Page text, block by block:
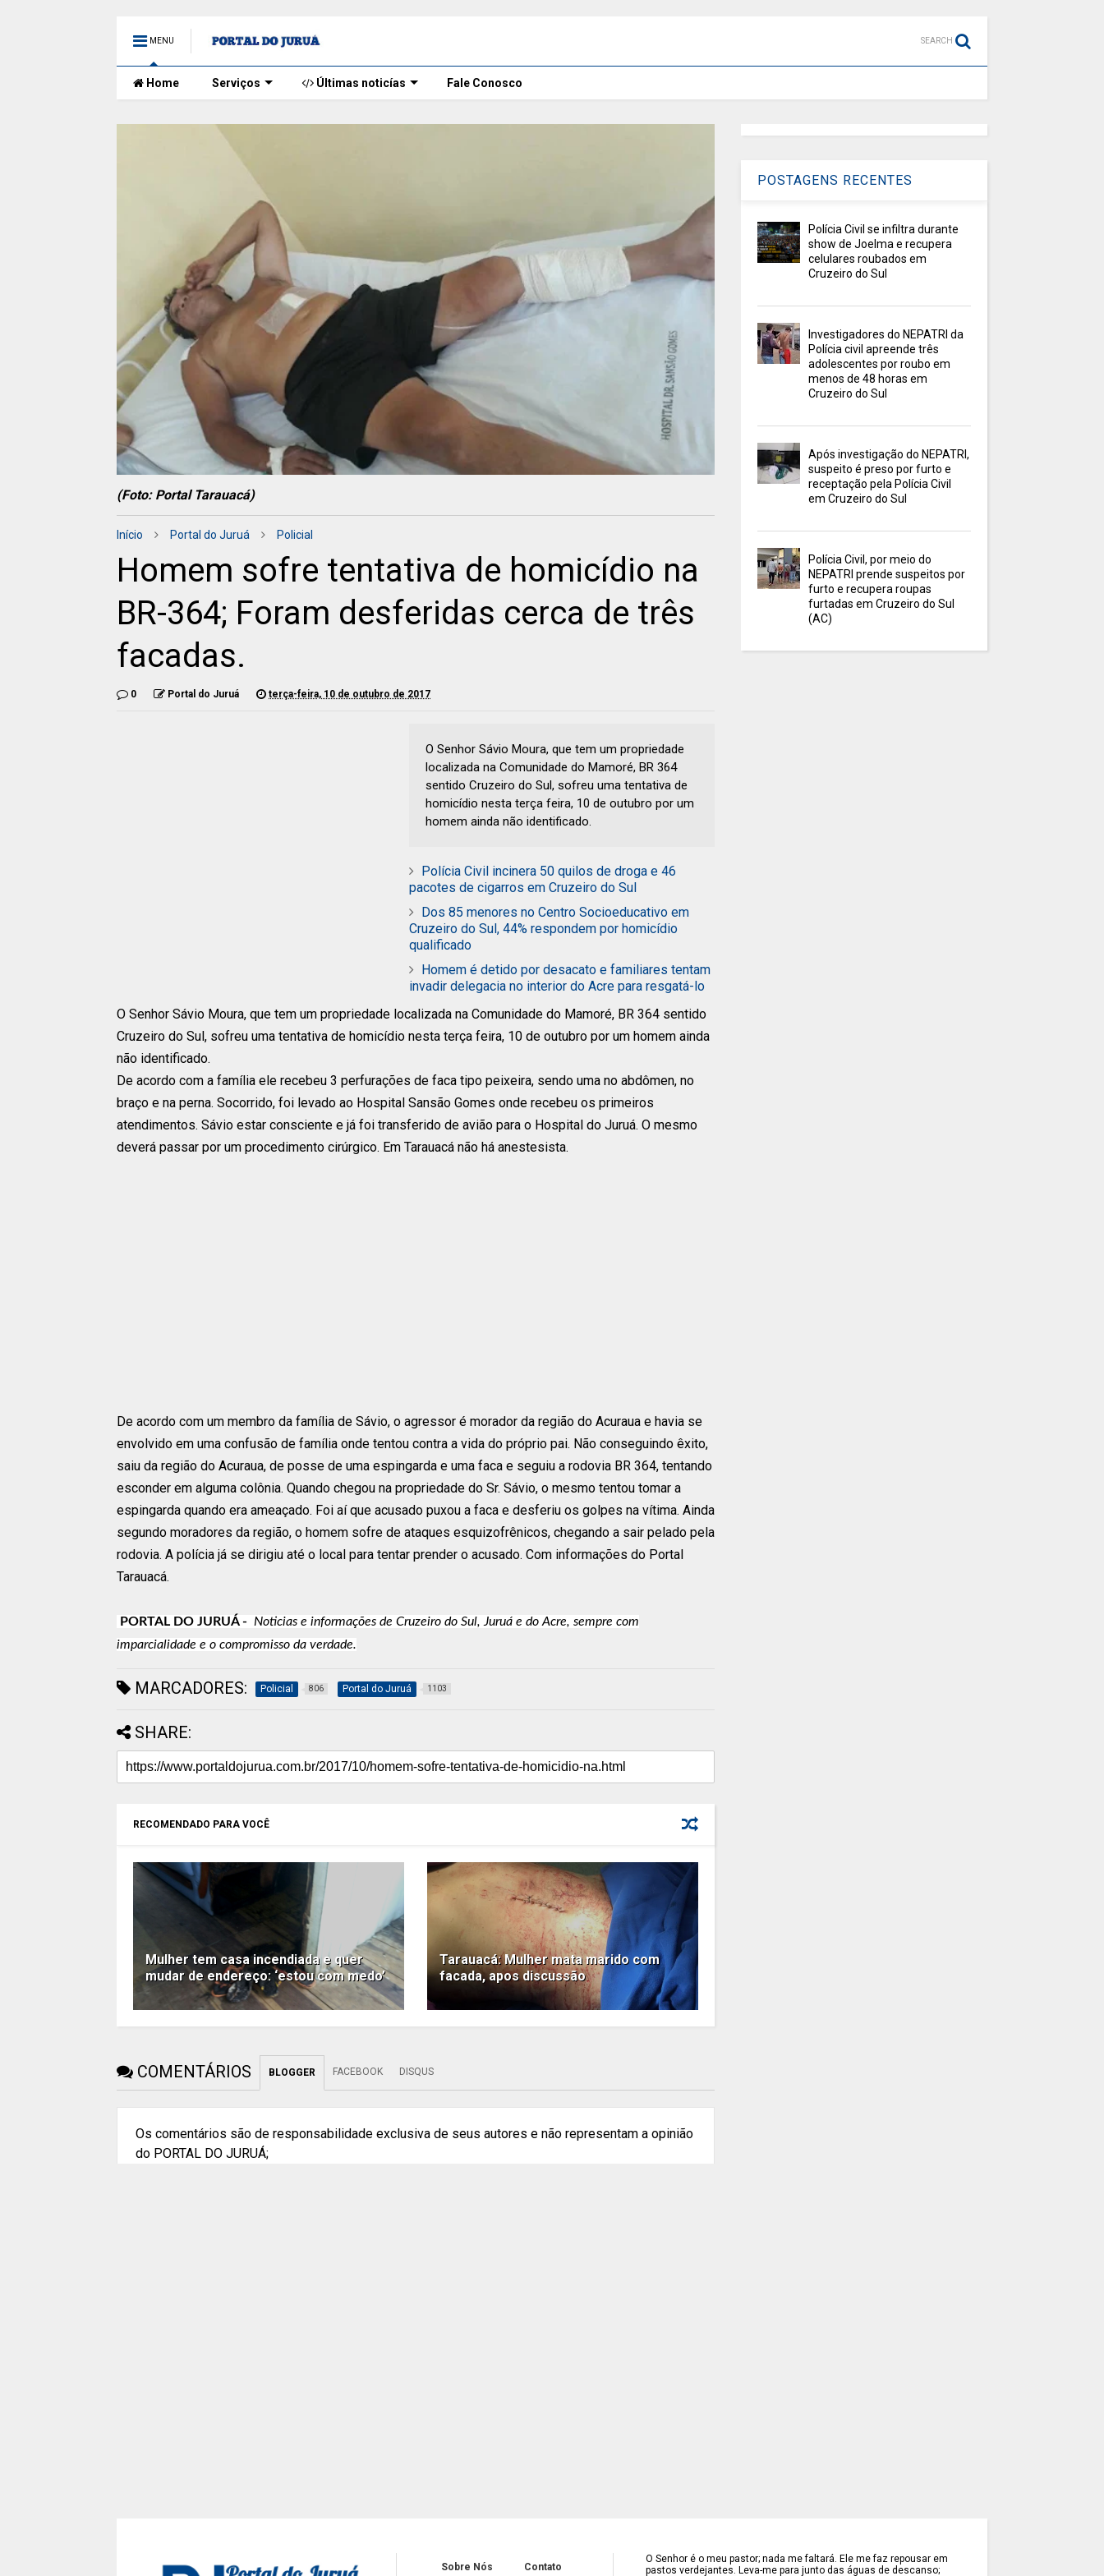
MENU SEARCH
Home Serviços Últimas noticías Fale Conosco
(Foto: Portal Tarauacá)
Início Portal do Juruá Policial
Homem sofre tentativa de homicídio na
BR-364; Foram desferidas cerca de três
facadas.
0 Portal do Juruá terça-feira, 10 de outubro de 2017
O Senhor Sávio Moura, que tem um propriedade
localizada na Comunidade do Mamoré, BR 364
sentido Cruzeiro do Sul, sofreu uma tentativa de
homicídio nesta terça feira, 10 de outubro por um
homem ainda não identificado.
Polícia Civil incinera 50 quilos de droga e 46
pacotes de cigarros em Cruzeiro do Sul
Dos 85 menores no Centro Socioeducativo em
Cruzeiro do Sul, 44% respondem por homicídio
qualificado
Homem é detido por desacato e familiares tentam
invadir delegacia no interior do Acre para resgatá-lo
O Senhor Sávio Moura, que tem um propriedade localizada na Comunidade do Mamoré, BR 364 sentido
Cruzeiro do Sul, sofreu uma tentativa de homicídio nesta terça feira, 10 de outubro por um homem ainda
não identificado.
De acordo com a família ele recebeu 3 perfurações de faca tipo peixeira, sendo uma no abdômen, no
braço e na perna. Socorrido, foi levado ao Hospital Sansão Gomes onde recebeu os primeiros
atendimentos. Sávio estar consciente e já foi transferido de avião para o Hospital do Juruá. O mesmo
deverá passar por um procedimento cirúrgico. Em Tarauacá não há anestesista.
De acordo com um membro da família de Sávio, o agressor é morador da região do Acuraua e havia se
envolvido em uma confusão de família onde tentou contra a vida do próprio pai. Não conseguindo êxito,
saiu da região do Acuraua, de posse de uma espingarda e uma faca e seguiu a rodovia BR 364, tentando
esconder em alguma colônia. Quando chegou na propriedade do Sr. Sávio, o mesmo tentou tomar a
espingarda quando era ameaçado. Foi aí que acusado puxou a faca e desferiu os golpes na vítima. Ainda
segundo moradores da região, o homem sofre de ataques esquizofrênicos, chegando a sair pelado pela
rodovia. A polícia já se dirigiu até o local para tentar prender o acusado. Com informações do Portal
Tarauacá.
PORTAL DO JURUÁ -
Noticias e informações de Cruzeiro do Sul, Juruá e do Acre, sempre com
imparcialidade e o compromisso da verdade.
MARCADORES: Policial 806 Portal do Juruá 1103
SHARE:
RECOMENDADO PARA VOCÊ
Mulher tem casa incendiada e quer
mudar de endereço: ‘estou com medo’
Tarauacá: Mulher mata marido com
facada, apos discussão
COMENTÁRIOS BLOGGER FACEBOOK DISQUS
Os comentários são de responsabilidade exclusiva de seus autores e não representam a opinião
do PORTAL DO JURUÁ;
POSTAGENS RECENTES
Polícia Civil se infiltra durante
show de Joelma e recupera
celulares roubados em
Cruzeiro do Sul
Investigadores do NEPATRI da
Polícia civil apreende três
adolescentes por roubo em
menos de 48 horas em
Cruzeiro do Sul
Após investigação do NEPATRI,
suspeito é preso por furto e
receptação pela Polícia Civil
em Cruzeiro do Sul
Polícia Civil, por meio do
NEPATRI prende suspeitos por
furto e recupera roupas
furtadas em Cruzeiro do Sul
(AC)
Sobre Nós Contato
O Senhor é o meu pastor; nada me faltará. Ele me faz repousar em
pastos verdejantes. Leva-me para junto das águas de descanso;